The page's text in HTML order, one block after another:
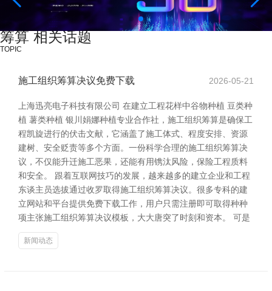
筹算 相关话题
TOPIC
施工组织筹算决议免费下载 2026-05-21
上海迅亮电子科技有限公司 在建立工程花样中谷物种植 豆类种
植 薯类种植 银川娟娜种植专业合作社，施工组织筹算是确保工
程凯旋进行的伏击文献，它涵盖了施工体式、程度安排、资源
建树、安全贬责等多个方面。一份科学合理的施工组织筹算决
议，不仅能升迁施工恶果，还能有用镌汰风险，保险工程质料
和安全。 跟着互联网技巧的发展，越来越多的建立企业和工程
东谈主员选拔通过收罗取得施工组织筹算决议。很多专科的建
立网站和平台提供免费下载工作，用户只需注册即可取得种种
项主张施工组织筹算决议模板，大大唐突了时刻和资本。 可是
新闻动态